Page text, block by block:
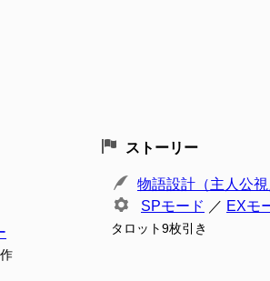
ストーリー
物語設計（主人公視
SPモード ／ EXモ
タロット9枚引き